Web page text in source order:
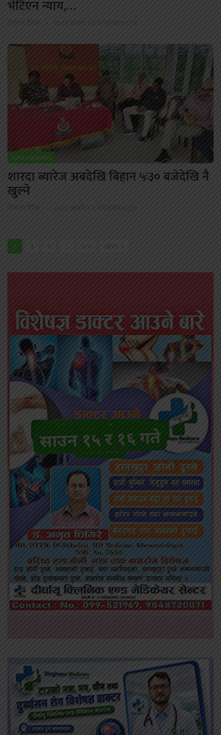
भेटिएन न्याय,…
विकल्प दैनिक २०८३ श्रावण १२, मंगलवार १८:५६
FLASH HEADING
शारदा ब्यारेज अबदेखि बिहान ५ः३० बजेदेखि नै
खुल्ने
विकल्प दैनिक २०८३ श्रावण १२, मंगलवार १८:३१
1 2 3 … 570 NEXT